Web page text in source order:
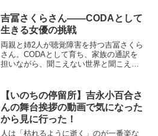
吉冨さくらさん——CODAとして
生きる女優の挑戦
両親と姉2人が聴覚障害を持つ吉冨さくら
さん。CODAとして育ち、家族の通訳を
担いながら、聞こえない世界と聞こえる
【いのちの停留所】吉永小百合さ
んの舞台挨拶の動画で気になった
から見に行った！
人は「枯れるように逝く」のが一番楽な